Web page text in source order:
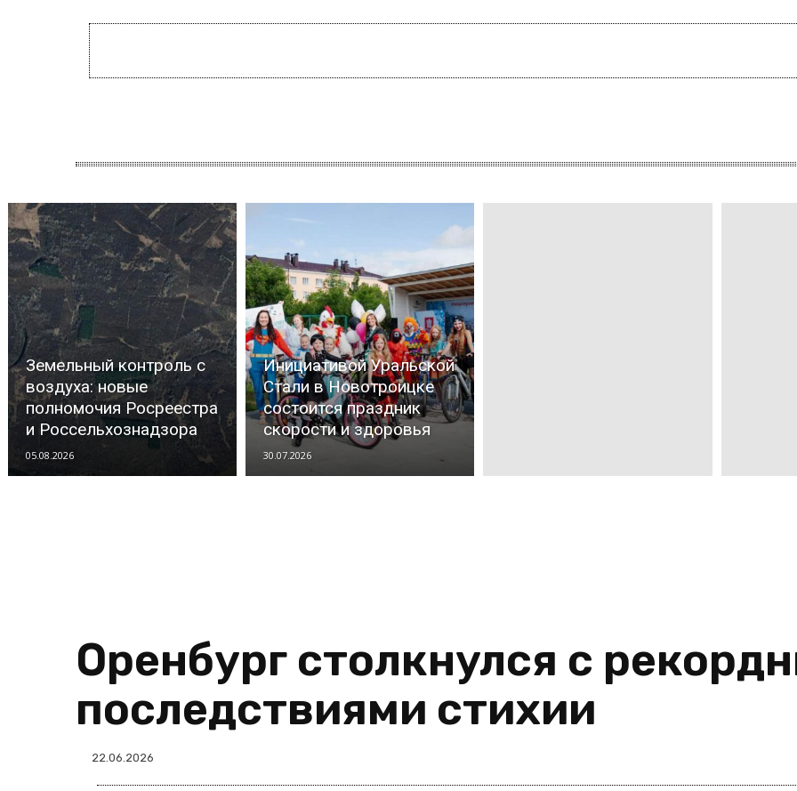
Земельный контроль с
воздуха: новые
полномочия Росреестра
и Россельхознадзора
05.08.2026
Инициативой Уральской
Стали в Новотроицке
состоится праздник
скорости и здоровья
30.07.2026